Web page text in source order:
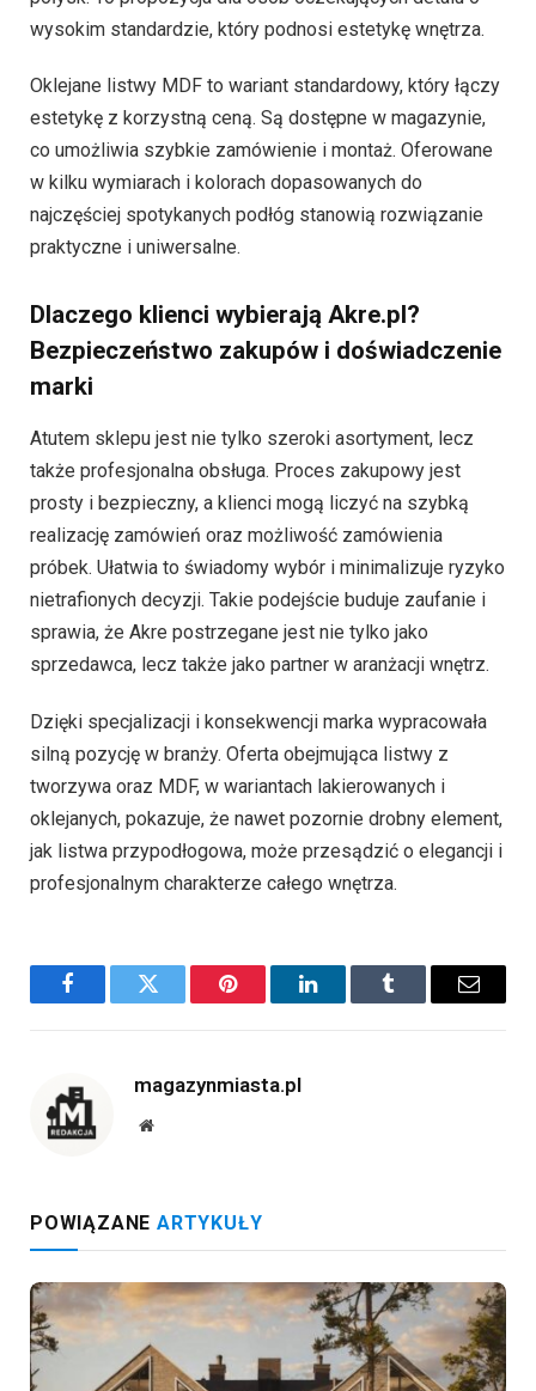
wysokim standardzie, który podnosi estetykę wnętrza.
Oklejane listwy MDF to wariant standardowy, który łączy
estetykę z korzystną ceną. Są dostępne w magazynie,
co umożliwia szybkie zamówienie i montaż. Oferowane
w kilku wymiarach i kolorach dopasowanych do
najczęściej spotykanych podłóg stanowią rozwiązanie
praktyczne i uniwersalne.
Dlaczego klienci wybierają Akre.pl?
Bezpieczeństwo zakupów i doświadczenie
marki
Atutem sklepu jest nie tylko szeroki asortyment, lecz
także profesjonalna obsługa. Proces zakupowy jest
prosty i bezpieczny, a klienci mogą liczyć na szybką
realizację zamówień oraz możliwość zamówienia
próbek. Ułatwia to świadomy wybór i minimalizuje ryzyko
nietrafionych decyzji. Takie podejście buduje zaufanie i
sprawia, że Akre postrzegane jest nie tylko jako
sprzedawca, lecz także jako partner w aranżacji wnętrz.
Dzięki specjalizacji i konsekwencji marka wypracowała
silną pozycję w branży. Oferta obejmująca listwy z
tworzywa oraz MDF, w wariantach lakierowanych i
oklejanych, pokazuje, że nawet pozornie drobny element,
jak listwa przypodłogowa, może przesądzić o elegancji i
profesjonalnym charakterze całego wnętrza.
FacebookTwitter Pinterest LinkedInTumblr Email
magazynmiasta.pl
Website
POWIĄZANE ARTYKUŁY